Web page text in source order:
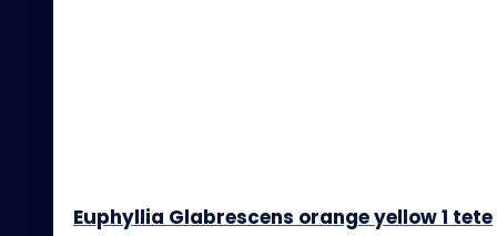
Euphyllia Glabrescens orange yellow 1 tete